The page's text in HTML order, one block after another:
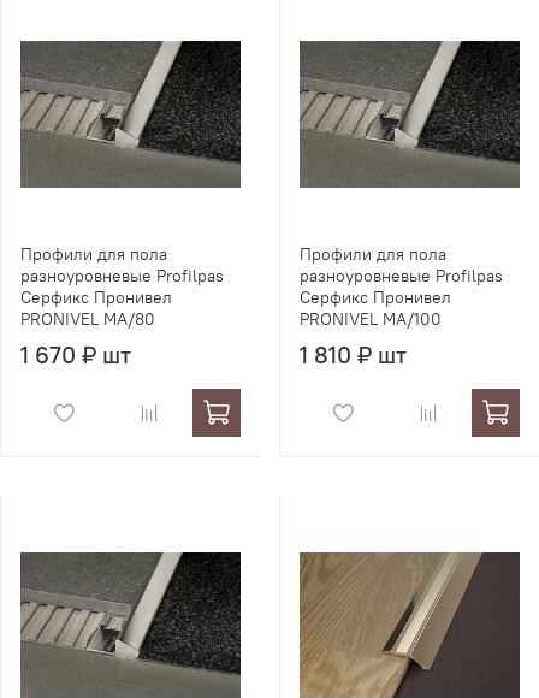
Профили для пола
разноуровневые Profilpas
Серфикс Пронивел
PRONIVEL MA/80
1 670 ₽ шт
Профили для пола
разноуровневые Profilpas
Серфикс Пронивел
PRONIVEL MA/100
1 810 ₽ шт